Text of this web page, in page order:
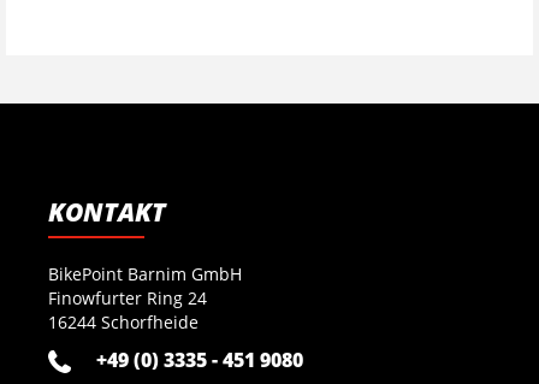
KONTAKT
BikePoint Barnim GmbH
Finowfurter Ring 24
16244 Schorfheide
+49 (0) 3335 - 451 9080